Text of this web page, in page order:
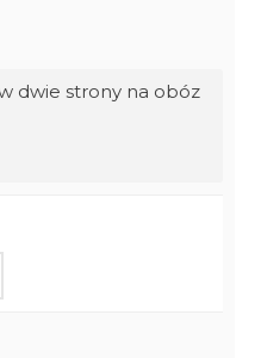
dwie strony na obóz